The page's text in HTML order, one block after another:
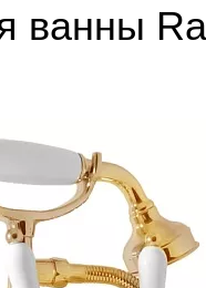
ванны